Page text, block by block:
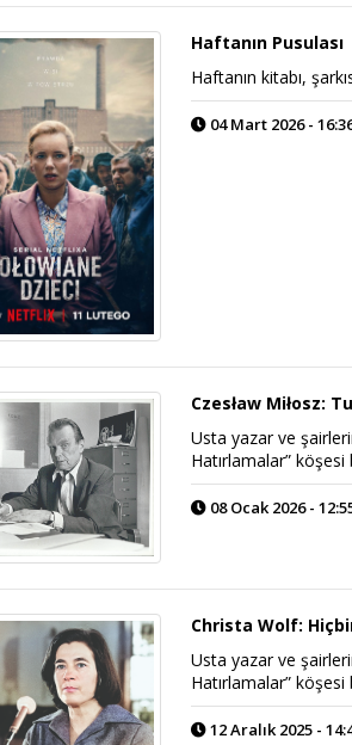
Haftanın Pusulası
Haftanın kitabı,
04 Mart 2026 -
Czesław Miłosz:
Usta yazar ve
Hatırlamalar”
08 Ocak 2026 -
Christa Wolf:
Usta yazar ve
Hatırlamalar”
12 Aralık 2025 -